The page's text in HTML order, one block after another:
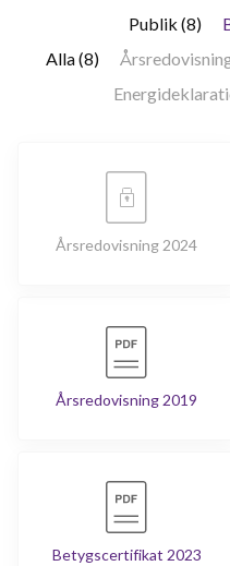
Publik (8)
Alla (8)
Årsredovisning 2024
Årsredovisning 2019
Betygscertifikat 2023